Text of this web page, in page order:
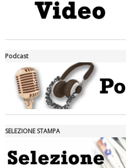
Podcast
SELEZIONE STAMPA